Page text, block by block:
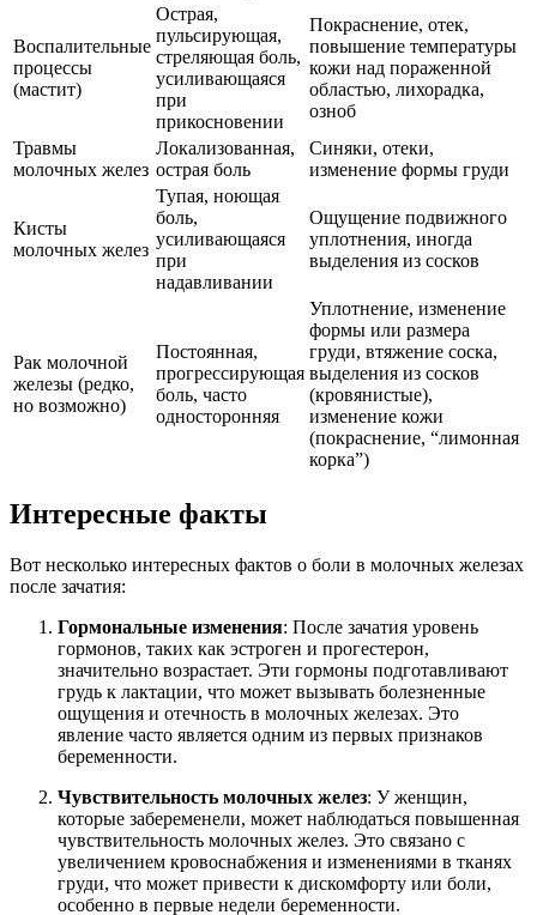
Воспалительные
процессы
(мастит)
Острая,
пульсирующая,
стреляющая боль,
усиливающаяся
при
прикосновении
Покраснение, отек,
повышение температуры
кожи над пораженной
областью, лихорадка,
озноб
Травмы
молочных желез
Локализованная,
острая боль
Синяки, отеки,
изменение формы груди
Кисты
молочных желез
Тупая, ноющая
боль,
усиливающаяся
при
надавливании
Ощущение подвижного
уплотнения, иногда
выделения из сосков
Рак молочной
железы (редко,
но возможно)
Постоянная,
прогрессирующая
боль, часто
односторонняя
Уплотнение, изменение
формы или размера
груди, втяжение соска,
выделения из сосков
(кровянистые),
изменение кожи
(покраснение, “лимонная
корка”)
Интересные факты
Вот несколько интересных фактов о боли в молочных железах
после зачатия:
Гормональные изменения: После зачатия уровень
гормонов, таких как эстроген и прогестерон,
значительно возрастает. Эти гормоны подготавливают
грудь к лактации, что может вызывать болезненные
ощущения и отечность в молочных железах. Это
явление часто является одним из первых признаков
беременности.
Чувствительность молочных желез: У женщин,
которые забеременели, может наблюдаться повышенная
чувствительность молочных желез. Это связано с
увеличением кровоснабжения и изменениями в тканях
груди, что может привести к дискомфорту или боли,
особенно в первые недели беременности.